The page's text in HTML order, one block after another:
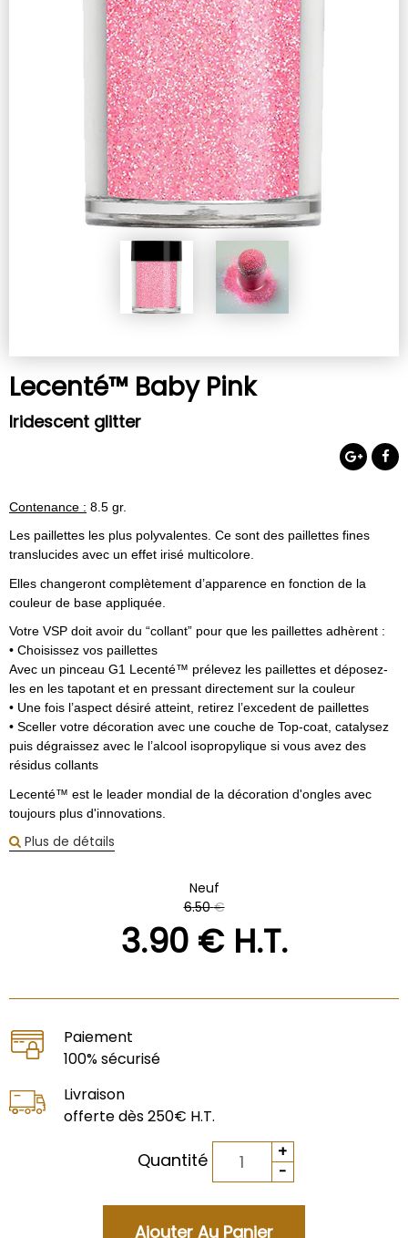
Lecenté™ Baby Pink
Iridescent glitter
Contenance : 8.5 gr.
Les paillettes les plus polyvalentes. Ce sont des paillettes fines
translucides avec un effet irisé multicolore.
Elles changeront complètement d’apparence en fonction de la
couleur de base appliquée.
Votre VSP doit avoir du “collant” pour que les paillettes adhèrent :
• Choisissez vos paillettes
Avec un pinceau G1 Lecenté™ prélevez les paillettes et déposez-
les en les tapotant et en pressant directement sur la couleur
• Une fois l’aspect désiré atteint, retirez l’excedent de paillettes
• Sceller votre décoration avec une couche de Top-coat, catalysez
puis dégraissez avec le l’alcool isopropylique si vous avez des
résidus collants
Lecenté™ est le leader mondial de la décoration d'ongles avec
toujours plus d'innovations.
Plus de détails
Neuf
6.50 €
3.90€ H.T.
Paiement
100% sécurisé
Livraison
offerte dès 250€ H.T.
Quantité